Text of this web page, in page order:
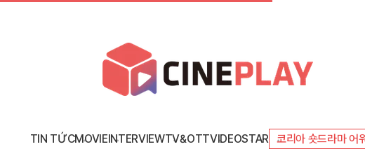
TIN TỨCMOVIEINTERVIEWTV&OTTVIDEOSTAR 코리아 숏드라마 어